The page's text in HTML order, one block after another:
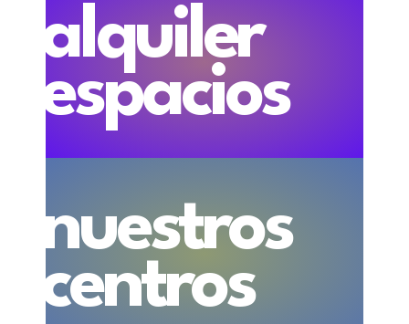
alquiler
espacios
nuestros
centros